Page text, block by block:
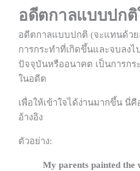
อดีตกาลแบบปก
อดีตกาลแบบปกติ (จะแทนด้ว
การกระทำที่เกิดขึ้นและจบลง
ปัจจุบันหรืออนาคต เป็นการกร
ในอดีต
เพื่อให้เข้าใจได้ง่านมากขึ้น นี่คื
อ้างอิง
ตัวอย่าง:
My parents painted the